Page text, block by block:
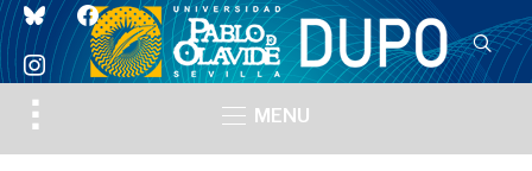
blueskyfacebook
instagram
Toggle
sidebar
MENU